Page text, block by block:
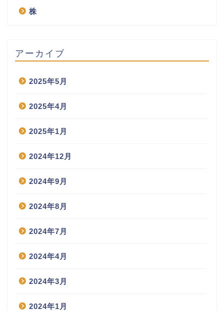
株
アーカイブ
2025年5月
2025年4月
2025年1月
2024年12月
2024年9月
2024年8月
2024年7月
2024年4月
2024年3月
2024年1月